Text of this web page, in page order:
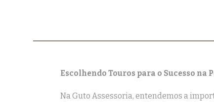
Escolhendo Touros para o Sucesso na
Na Guto Assessoria, entendemos a